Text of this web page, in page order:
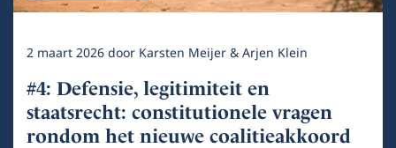
2 maart 2026door Karsten Meijer & Arjen Klein
#4: Defensie, legitimiteit en
staatsrecht: constitutionele vragen
rondom het nieuwe coalitieakkoord